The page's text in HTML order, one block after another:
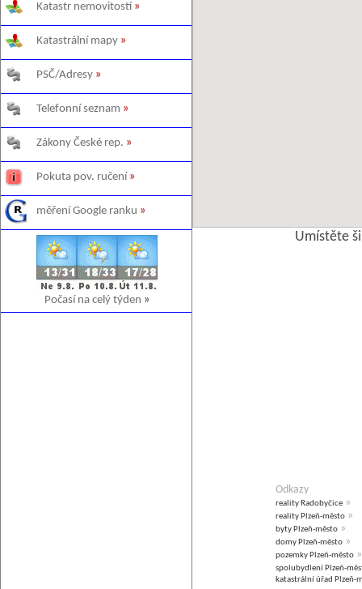
Katastr nemovitostí »
Katastrální mapy »
PSČ/Adresy »
Telefonní seznam »
Zákony České rep. »
Pokuta pov. ručení »
měření Google ranku »
Počasí na celý týden »
Umístěte
Odkazy
reality Radobyčice »
reality Plzeň-město »
byty Plzeň-město »
domy Plzeň-město »
pozemky Plzeň-město »
spolubydlení Plzeň-
katastrální úřad Plzeň-